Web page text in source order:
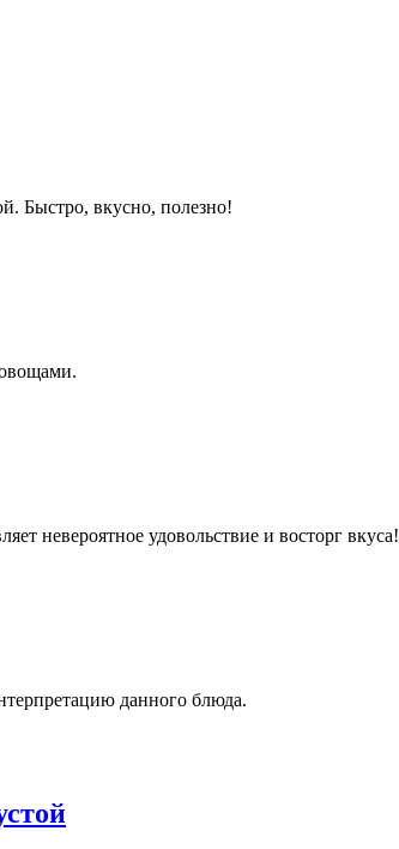
Быстро, вкусно, полезно!
невероятное удовольствие и восторг вкуса!
данного блюда.